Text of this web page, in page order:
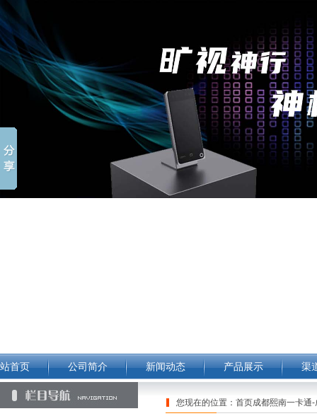
首页 公司简介 新闻动态 产品展示 渠
您现在的位置： 首页成都熙南一卡通